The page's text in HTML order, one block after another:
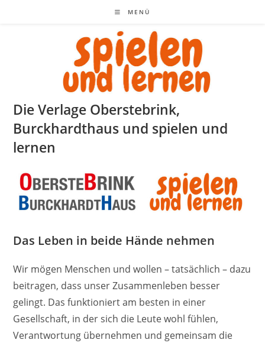
MENÜ
Die Verlage Oberstebrink,
Burckhardthaus und spielen und
lernen
Das Leben in beide Hände nehmen
Wir mögen Menschen und wollen – tatsächlich – dazu
beitragen, dass unser Zusammenleben besser
gelingt. Das funktioniert am besten in einer
Gesellschaft, in der sich die Leute wohl fühlen,
Verantwortung übernehmen und gemeinsam die